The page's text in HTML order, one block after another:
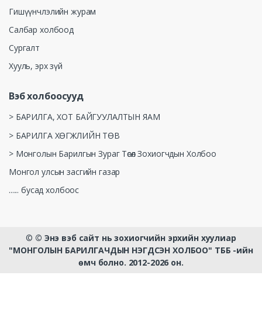
Гишүүнчлэлийн журам
Салбар холбоод
Сургалт
Хууль, эрх зүй
Вэб холбоосууд
> БАРИЛГА, ХОТ БАЙГУУЛАЛТЫН ЯАМ
> БАРИЛГА ХӨГЖЛИЙН ТӨВ
> Монголын Барилгын Зураг Төсөл Зохиогчдын Холбоо
Монгол улсын засгийн газар
...... бусад холбоос
© © Энэ вэб сайт нь зохиогчийн эрхийн хуулиар
"МОНГОЛЫН БАРИЛГАЧДЫН НЭГДСЭН ХОЛБОО" ТББ -ийн
өмч болно. 2012-2026 он.